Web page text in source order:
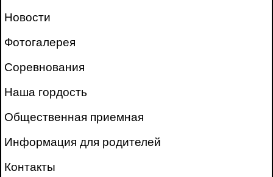
Новости
Фотогалерея
Соревнования
Наша гордость
Общественная приемная
Информация для родителей
Контакты